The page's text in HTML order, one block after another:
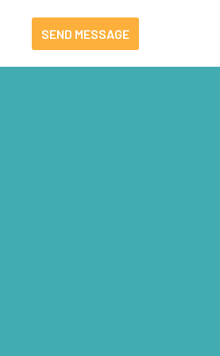
SEND MESSAGE